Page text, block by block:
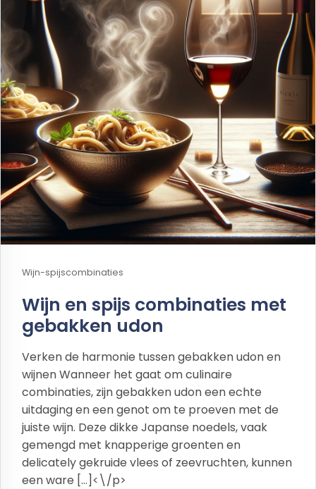
Wijn-spijscombinaties
Wijn en spijs combinaties met
gebakken udon
Verken de harmonie tussen gebakken udon en
wijnen Wanneer het gaat om culinaire
combinaties, zijn gebakken udon een echte
uitdaging en een genot om te proeven met de
juiste wijn. Deze dikke Japanse noedels, vaak
gemengd met knapperige groenten en
delicately gekruide vlees of zeevruchten, kunnen
een ware […]<\/p>